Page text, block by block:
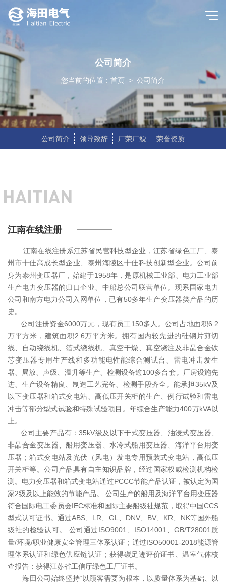
公司简介
您当前的位置： 首页 > 公司简介
公司简介 领导致辞 厂荣厂貌 荣誉资质
HAITIAN
江南在线注册
江南在线注册系江苏省民营科技型企业，江苏省绿色工厂、泰
州市十佳高成长型企业、泰州海陵区十佳科技创新型企业。公司前
身为泰州变压器厂，始建于1958年，是原机械工业部、电力工业部
生产电力变压器的归口企业、中船总公司联营单位。现系国家电力
公司和南方电力公司入网单位，已有50多年生产变压器类产品的历
史。
公司注册资金6000万元，现有员工150多人。公司占地面积6.2
万平方米，建筑面积2.6万平方米。拥有国内较先进的硅钢片剪切
线、自动绕线机、箔式绕线机、真空干燥、真空浇注及非晶合金铁
芯变压器专用生产线和多功能电性能综合测试台、雷电冲击发生
器、局放、声级、温升等生产、检测设备逾100多台套。厂房设施先
进、生产设备精良、制造工艺完备、检测手段齐全。能承担35kV及
以下变压器和箱式变电站、高低压开关柜的生产、例行试验和雷电
冲击等部分型式试验和特殊试验项目。年综合生产能力400万kVA以
上。
公司主要产品有：35kV级及以下干式变压器、油浸式变压器、
非晶合金变压器、船用变压器、水冷式船用变压器、海洋平台用变
压器；箱式变电站及光伏（风电）发电专用预装式变电站，高低压
开关柜等。公司产品具有自主知识品牌，经过国家权威检测机构检
测。电力变压器和箱式变电站通过PCCC节能产品认证，被认定为国
家2级及以上能效的节能产品。 公司生产的船用及海洋平台用变压器
符合国际电工委员会IEC标准和国际主要船级社规范，取得中国CCS
型式认可证书。通过ABS、LR、GL、DNV、BV、KR、NK等国外船
级社的检验认可。 公司通过ISO9001、ISO14001、GB/T28001质
量/环境/职业健康安全管理三体系认证；通过ISO50001-2018能源管
理体系认证和绿色供应链认证；获得碳足迹评价证书、温室气体核
查报告；获得江苏省工信厅绿色工厂证书。
海田公司始终坚持“以顾客需要为根本，以质量体系为基础、以